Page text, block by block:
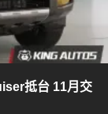
抵台 11月交